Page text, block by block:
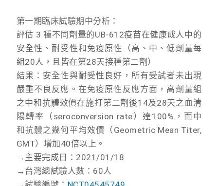
第一期臨床試驗期中分析：
評估 3 種不同劑量的UB-612疫苗在健康成人中的
安全性、耐受性和免疫原性（高、中、低劑量每
組20人，且皆在第28天接種第二劑）
結果：安全性與耐受性良好，所有受試者未出現
嚴重不良反應。在免疫原性反應方面，高劑量組
之中和抗體效價在施打第二劑後14及28天之血清
陽轉率（seroconversion rate）達100%，而中
和抗體之幾何平均效價（Geometric Mean Titer,
GMT）增加40倍以上。
→主要完成日：2021/01/18
→台灣總試驗人數：60人